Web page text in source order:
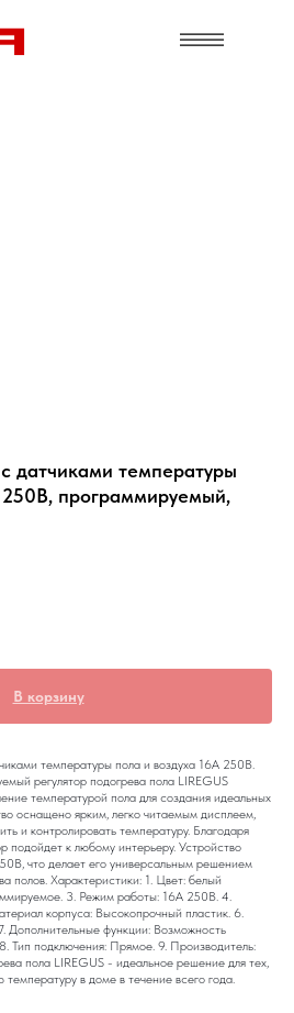
с датчиками температуры
250В, программируемый,
В корзину
температуры пола и воздуха 16А 250В.
регулятор подогрева пола LIREGUS
температурой пола для создания идеальных
оснащено ярким, легко читаемым дисплеем,
и контролировать температуру. Благодаря
подойдет к любому интерьеру. Устройство
что делает его универсальным решением
полов. Характеристики: 1. Цвет: белый
3. Режим работы: 16А 250В. 4.
корпуса: Высокопрочный пластик. 6.
Дополнительные функции: Возможность
Тип подключения: Прямое. 9. Производитель:
пола LIREGUS - идеальное решение для тех,
в доме в течение всего года.